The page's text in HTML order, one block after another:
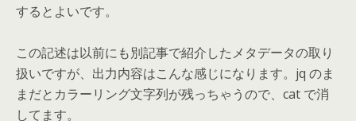
するとよいです。
この記述は以前にも別記事で紹介したメタデータの取り
扱いですが、出力内容はこんな感じになります。jq のま
まだとカラーリング文字列が残っちゃうので、cat で消
してます。